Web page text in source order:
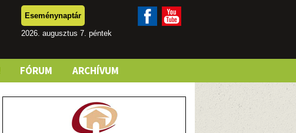
Eseménynaptár
2026. augusztus 7. péntek
FÓRUM ARCHÍVUM